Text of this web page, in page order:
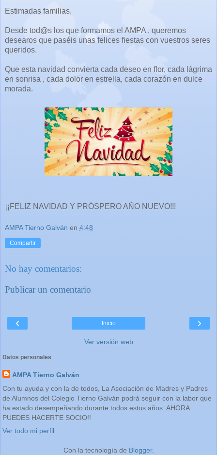
Estimadas familias,
Desde tod@s los que formamos el AMPA , queremos
desearos que paséis unas felices fiestas con vuestros seres
queridos.
Que esta navidad convierta cada deseo en flor, cada lágrima
en sonrisa , cada dolor en estrella, cada corazón en dulce
morada.
¡¡FELIZ NAVIDAD Y PRÓSPERO AÑO NUEVO!!!
AMPA Tierno Galván en 4:48
Compartir
No hay comentarios:
Publicar un comentario
‹ ›
Inicio
Ver versión web
Datos personales
AMPA Tierno Galván
Con tu ayuda y con la de todos, La Asociación de Madres y Padres
de Alumnos del Colegio Tierno Galván podrá seguir con la labor que
ha estado desempeñando durante todos estos años. AHORA
PUEDES HACERTE SOCIO!!
Ver todo mi perfil
Con la tecnología de Blogger.